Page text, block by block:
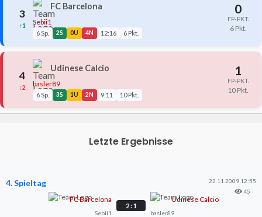
3
↑1
FC Barcelona
Sebii1
6 Sp. 2S 0U 4N 12:16 6 Pkt.
0
FP-PKT.
6 Pkt.
4
↓2
Udinese Calcio
basler89
6 Sp. 3S 1U 2N 9:11 10 Pkt.
1
FP-PKT.
10 Pkt.
Letzte Ergebnisse
4. Spieltag
22.11.2009 12:55
45
FC Barcelona
Sebii1
2 : 1
Udinese Calcio
basler89